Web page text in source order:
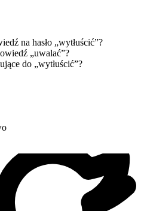
na hasło „wytłuścić”?
„uwalać”?
do „wytłuścić”?